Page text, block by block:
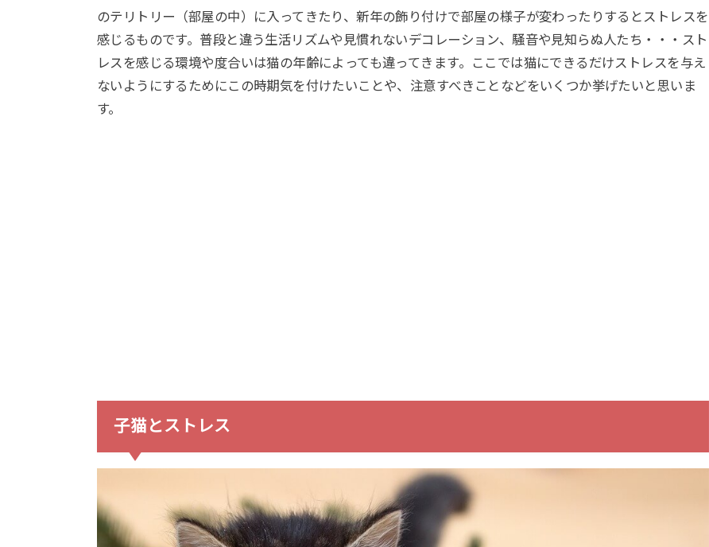
のテリトリー（部屋の中）に入ってきたり、新年の飾り付けで部屋の様子が変わったりするとストレスを
感じるものです。普段と違う生活リズムや見慣れないデコレーション、騒音や見知らぬ人たち・・・スト
レスを感じる環境や度合いは猫の年齢によっても違ってきます。ここでは猫にできるだけストレスを与え
ないようにするためにこの時期気を付けたいことや、注意すべきことなどをいくつか挙げたいと思いま
す。
子猫とストレス